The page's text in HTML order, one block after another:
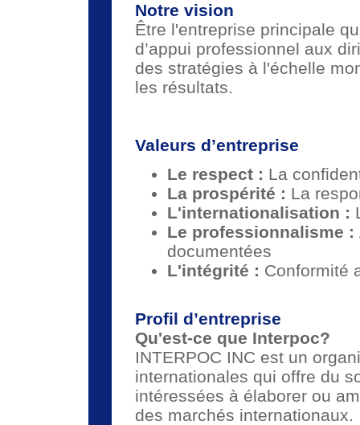
Notre vision
Être l'entreprise principale
d’appui professionnel aux
des stratégies à l'échelle
les résultats.
Valeurs d’entreprise
Le respect : La
La prospérité : La
L'internationalisation :
Le professionnalisme :
documentées
L'intégrité : Conformité
Profil d’entreprise
Qu'est-ce que Interpoc?
INTERPOC INC est un
internationales qui offre du
intéressées à élaborer ou
des marchés internationaux.